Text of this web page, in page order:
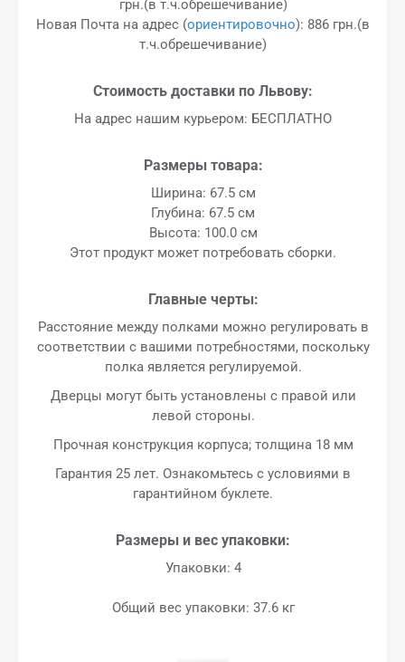
грн.(в т.ч.обрешечивание)
Новая Почта на адрес (ориентировочно): 886 грн.(в
т.ч.обрешечивание)
Стоимость доставки по Львову:
На адрес нашим курьером: БЕСПЛАТНО
Размеры товара:
Ширина: 67.5 см
Глубина: 67.5 см
Высота: 100.0 см
Этот продукт может потребовать сборки.
Главные черты:
Расстояние между полками можно регулировать в
соответствии с вашими потребностями, поскольку
полка является регулируемой.
Дверцы могут быть установлены с правой или
левой стороны.
Прочная конструкция корпуса; толщина 18 мм
Гарантия 25 лет. Ознакомьтесь с условиями в
гарантийном буклете.
Размеры и вес упаковки:
Упаковки: 4
Общий вес упаковки: 37.6 кг